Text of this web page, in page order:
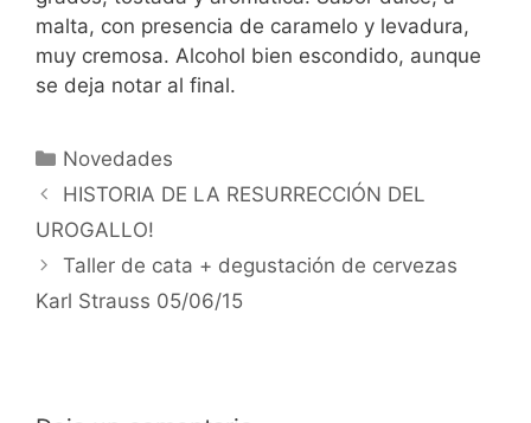
malta, con presencia de caramelo y levadura,
muy cremosa. Alcohol bien escondido, aunque
se deja notar al final.
Categorías
Novedades
HISTORIA DE LA RESURRECCIÓN DEL
UROGALLO!
Taller de cata + degustación de cervezas
Karl Strauss 05/06/15